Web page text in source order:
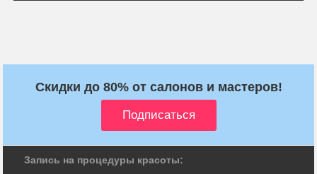
Скидки до 80% от салонов и мастеров!
Запись на процедуры красоты: